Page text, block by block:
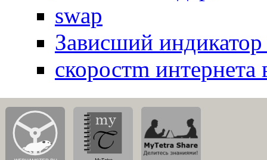
swap
Зависший индикатор
скоростm интернета